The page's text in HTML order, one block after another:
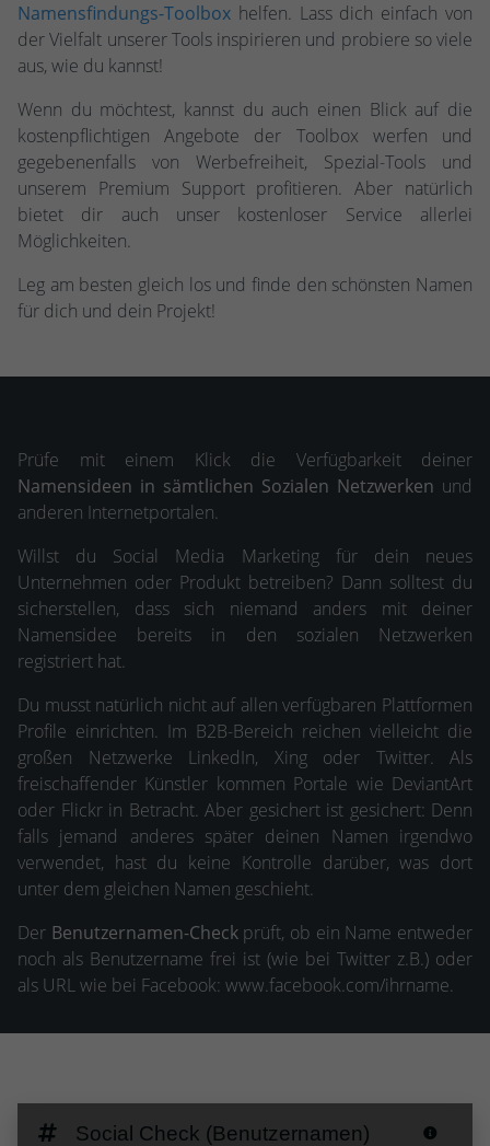
Namensfindungs-Toolbox helfen. Lass dich einfach von
der Vielfalt unserer Tools inspirieren und probiere so viele
aus, wie du kannst!
Wenn du möchtest, kannst du auch einen Blick auf die
kostenpflichtigen Angebote der Toolbox werfen und
gegebenenfalls von Werbefreiheit, Spezial-Tools und
unserem Premium Support profitieren. Aber natürlich
bietet dir auch unser kostenloser Service allerlei
Möglichkeiten.
Leg am besten gleich los und finde den schönsten Namen
für dich und dein Projekt!
Prüfe mit einem Klick die Verfügbarkeit deiner
Namensideen in sämtlichen Sozialen Netzwerken und
anderen Internetportalen.
Willst du Social Media Marketing für dein neues
Unternehmen oder Produkt betreiben? Dann solltest du
sicherstellen, dass sich niemand anders mit deiner
Namensidee bereits in den sozialen Netzwerken
registriert hat.
Du musst natürlich nicht auf allen verfügbaren Plattformen
Profile einrichten. Im B2B-Bereich reichen vielleicht die
großen Netzwerke LinkedIn, Xing oder Twitter. Als
freischaffender Künstler kommen Portale wie DeviantArt
oder Flickr in Betracht. Aber gesichert ist gesichert: Denn
falls jemand anderes später deinen Namen irgendwo
verwendet, hast du keine Kontrolle darüber, was dort
unter dem gleichen Namen geschieht.
Der Benutzernamen-Checkprüft, ob ein Name entweder
noch als Benutzername frei ist (wie bei Twitter z.B.) oder
als URL wie bei Facebook: www.facebook.com/ihrname.